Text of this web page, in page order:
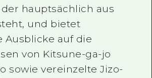
hauptsächlich aus
und bietet
Ausblicke auf die
von Kitsune-ga-jo
sowie vereinzelte Jizo-